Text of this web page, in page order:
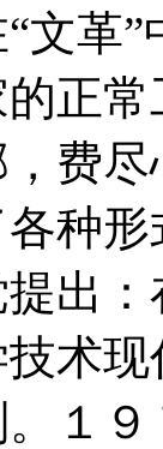
文革
正
费
种
出
术
１